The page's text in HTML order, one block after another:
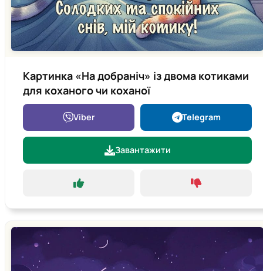
Картинка «На добраніч» із двома котиками
для коханого чи коханої
Viber Telegram
Завантажити